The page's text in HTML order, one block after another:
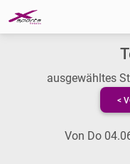
ausgewähltes
<
Von Do